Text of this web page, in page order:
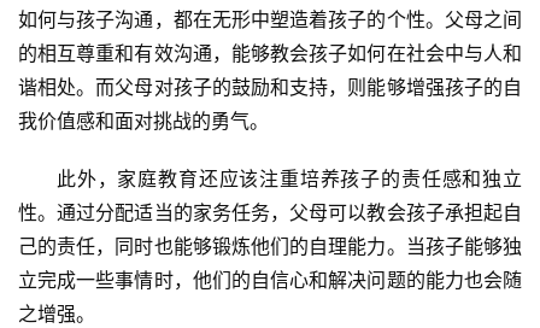
关
于
我
们
如何与孩子沟通，都在无形中塑造着孩子的个性。父母之间
的相互尊重和有效沟通，能够教会孩子如何在社会中与人和
谐相处。而父母对孩子的鼓励和支持，则能够增强孩子的自
我价值感和面对挑战的勇气。
此外，家庭教育还应该注重培养孩子的责任感和独立
性。通过分配适当的家务任务，父母可以教会孩子承担起自
己的责任，同时也能够锻炼他们的自理能力。当孩子能够独
立完成一些事情时，他们的自信心和解决问题的能力也会随
之增强。